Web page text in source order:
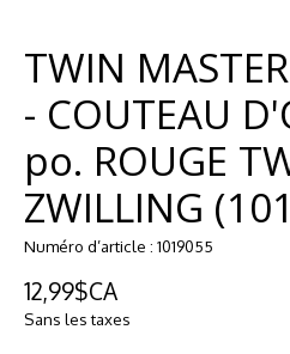
TWIN
- COUTEAU
po. ROUGE
ZWILLING
Numéro d’article : 1019055
12,99$CA
Sans les taxes